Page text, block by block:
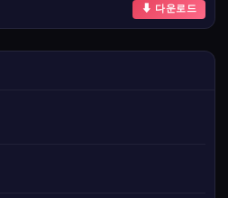
⬇ 다운로드